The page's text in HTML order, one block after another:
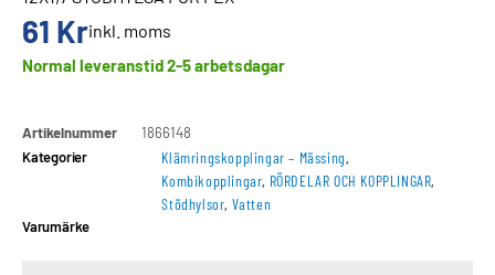
61 Krinkl. moms
Normal leveranstid 2-5 arbetsdagar
Artikelnummer
1866148
Kategorier
Klämringskopplingar – Mässing,
Kombikopplingar, RÖRDELAR OCH KOPPLINGAR,
Stödhylsor, Vatten
Varumärke